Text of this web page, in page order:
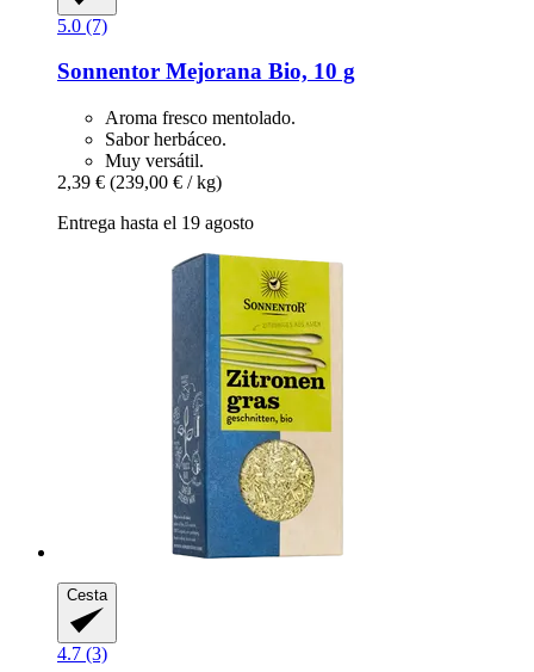
5.0 (7)
Sonnentor Mejorana Bio, 10 g
Aroma fresco mentolado.
Sabor herbáceo.
Muy versátil.
2,39 € (239,00 € / kg)
Entrega hasta el 19 agosto
Cesta
4.7 (3)